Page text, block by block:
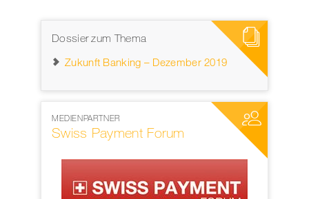
Dossier zum Thema
Zukunft Banking – Dezember 2019
MEDIENPARTNER
Swiss Payment Forum